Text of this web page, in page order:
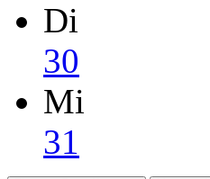
Di
30
Mi
31